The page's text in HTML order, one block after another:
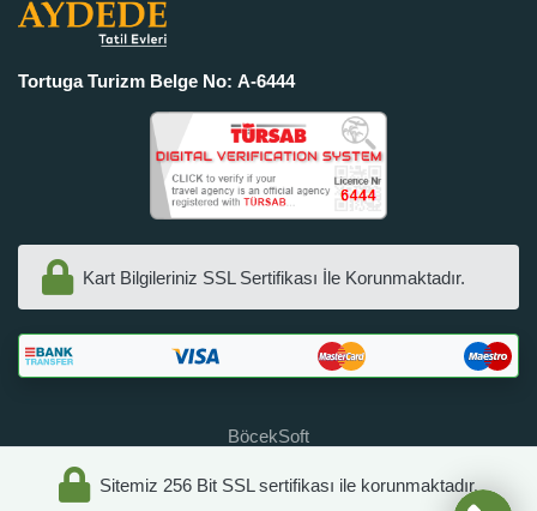
Tortuga Turizm Belge No: A-6444
Kart Bilgileriniz SSL Sertifikası İle Korunmaktadır.
BöcekSoft
Sitemiz 256 Bit SSL sertifikası ile korunmaktadır.